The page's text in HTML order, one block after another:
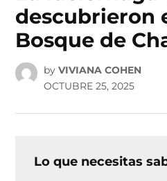
descubrieron
Bosque de
by VIVIANA COHEN
OCTUBRE 25, 2025
Lo que necesitas